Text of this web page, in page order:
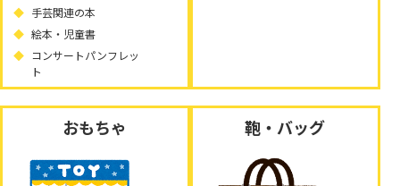
手芸関連の本
絵本・児童書
コンサートパンフレッ
ト
おもちゃ 鞄・バッグ